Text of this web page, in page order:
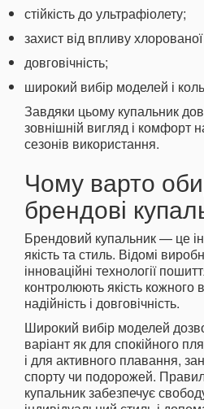
стійкість до ультрафіолету;
захист від впливу
довговічність;
широкий вибір моделей і
Завдяки цьому купальник
зовнішній вигляд і комфорт
сезонів використання.
Чому варто
брендові
Брендовий купальник — це
якість та стиль. Відомі
інноваційні технології
контролюють якість кожного
надійність і довговічність.
Широкий вибір моделей
варіант як для спокійного
і для активного плавання,
спорту чи подорожей.
купальник забезпечує